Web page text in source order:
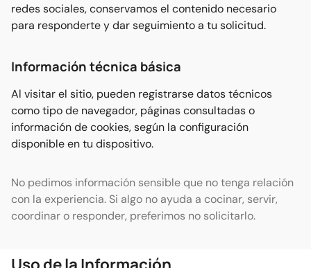
redes sociales, conservamos el contenido necesario
para responderte y dar seguimiento a tu solicitud.
Información técnica básica
Al visitar el sitio, pueden registrarse datos técnicos
como tipo de navegador, páginas consultadas o
información de cookies, según la configuración
disponible en tu dispositivo.
No pedimos información sensible que no tenga relación
con la experiencia. Si algo no ayuda a cocinar, servir,
coordinar o responder, preferimos no solicitarlo.